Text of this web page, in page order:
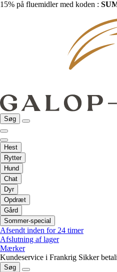
15% på fluemidler med koden :
Søg
Hest
Rytter
Hund
Chat
Dyr
Opdræt
Gård
Sommer-special
Afsendt inden for 24 timer
Afslutning af lager
Mærker
Kundeservice i Frankrig Sikker
Søg